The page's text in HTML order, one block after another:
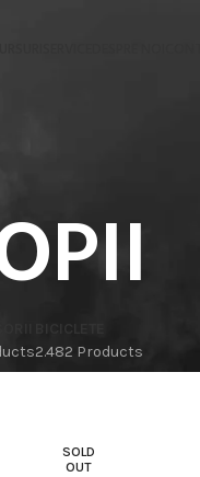
2.482 Products
SOLD
OUT